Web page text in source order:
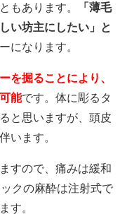
もあります。
「薄毛
い坊主にしたい」と
ーになります。
を掘ることにより、
能です。体に彫るタ
と思いますが、頭皮
います。
すので、痛みは緩和
クの麻酔は注射式で
す。